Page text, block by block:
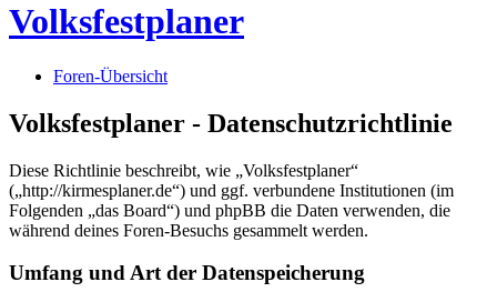
Volksfestplaner
Foren-Übersicht
Volksfestplaner - Datenschutzrichtlinie
Diese Richtlinie beschreibt, wie „Volksfestplaner“
(„http://kirmesplaner.de“) und ggf. verbundene Institutionen (im
Folgenden „das Board“) und phpBB die Daten verwenden, die
während deines Foren-Besuchs gesammelt werden.
Umfang und Art der Datenspeicherung